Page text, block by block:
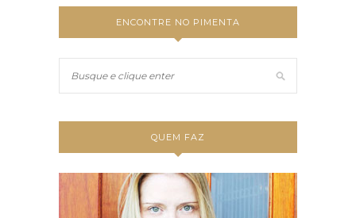
ENCONTRE NO PIMENTA
QUEM FAZ